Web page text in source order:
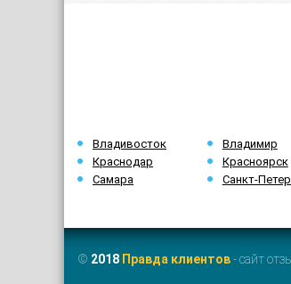
Владивосток Владимир
Краснодар
Красноярск
Самара
Санкт-
© 2018 Правда клиентов- сайт